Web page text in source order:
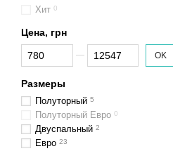
Хит 0
Цена, грн
От Цена, грн
До Цена, грн OK
Размеры
Полуторный 5
Полуторный Евро 0
Двуспальный 2
Евро 23